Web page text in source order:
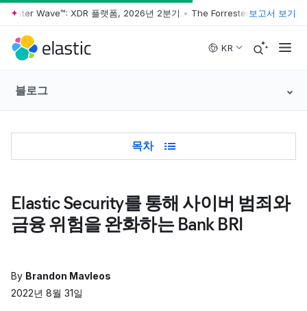
Skip to main content
Wave™: XDR 플랫폼, 2026년 2분기 • The Forrester Wave™: XDR
보고서 보기
KR
블로그
Table of Contents
목차
Elastic Security를 통해 사이버 범죄와
금융 위험을 완화하는 Bank BRI
By Brandon Mavleos
2022년 8월 31일